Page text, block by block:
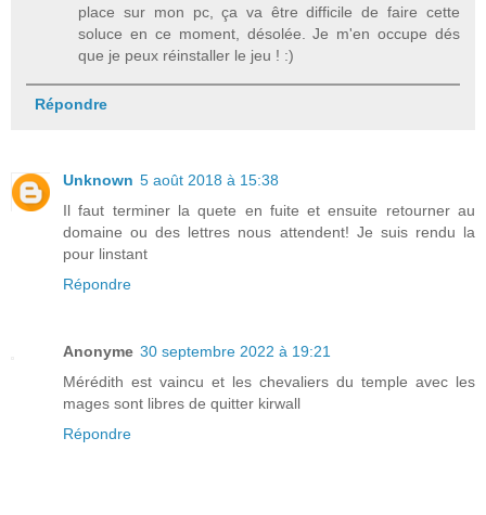
place sur mon pc, ça va être difficile de faire cette
soluce en ce moment, désolée. Je m'en occupe dés
que je peux réinstaller le jeu ! :)
Répondre
Unknown 5 août 2018 à 15:38
Il faut terminer la quete en fuite et ensuite retourner au
domaine ou des lettres nous attendent! Je suis rendu la
pour linstant
Répondre
Anonyme 30 septembre 2022 à 19:21
Mérédith est vaincu et les chevaliers du temple avec les
mages sont libres de quitter kirwall
Répondre